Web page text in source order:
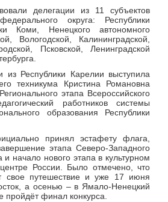
делегации из 11 субъектов
округа: Республики
Коми, Ненецкого автономного
Вологодской, Калининградской,
Псковской, Ленинградской
из Республики Карелии выступила
техникума Кристина Романовна
этапа Всероссийского
работников системы
образования Республики
принял эстафету флага,
этапа Северо-Западного
и начало нового этапа в культурном
России. Было отмечено, что
свое путешествие и уже 17 июня
а осенью – в Ямало-Ненецкий
пройдёт финал конкурса.